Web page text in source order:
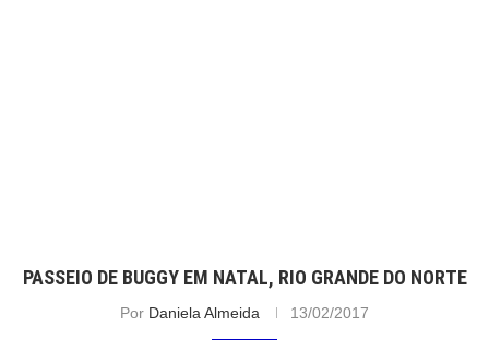
PASSEIO DE BUGGY EM NATAL, RIO GRANDE DO NORTE
Por Daniela Almeida 13/02/2017